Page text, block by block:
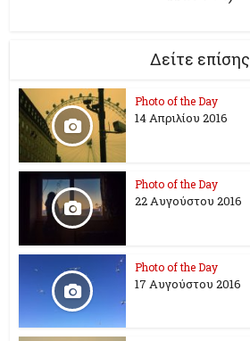
Δείτε επίσης
Photo of the Day
14 Απριλίου 2016
Photo of the Day
22 Αυγούστου 2016
Photo of the Day
17 Aυγούστου 2016